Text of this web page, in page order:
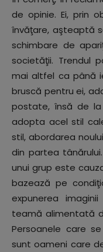
de opinie. Ei, prin
învăţare, aşteaptă
schimbare de
societăţii. Trendul
mai altfel ca până
bruscă pentru ei,
postate, însă de
adopta acel stil
stil, abordarea
din partea
unui grup este
bazează pe
expunerea
teamă alimentată
Persoanele care
sunt oameni care